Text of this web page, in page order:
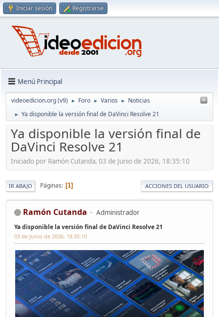
Iniciar sesión Registrarse
Menú Principal
videoedicion.org (v9) ► Foro ► Varios ► Noticias
► Ya disponible la versión final de DaVinci Resolve 21
Ya disponible la versión final de
DaVinci Resolve 21
Iniciado por Ramón Cutanda, 03 de Junio de 2026, 18:35:10
IR ABAJO Páginas 1 ACCIONES DEL USUARIO
Ramón Cutanda Administrador
Ya disponible la versión final de DaVinci Resolve 21
03 de Junio de 2026, 18:35:10